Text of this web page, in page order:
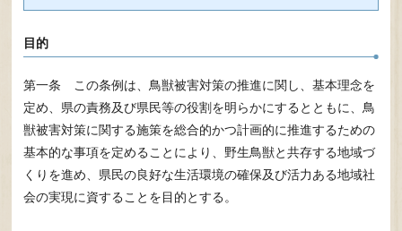
目的
第一条 この条例は、鳥獣被害対策の推進に関し、基本理念を
定め、県の責務及び県民等の役割を明らかにするとともに、鳥
獣被害対策に関する施策を総合的かつ計画的に推進するための
基本的な事項を定めることにより、野生鳥獣と共存する地域づ
くりを進め、県民の良好な生活環境の確保及び活力ある地域社
会の実現に資することを目的とする。